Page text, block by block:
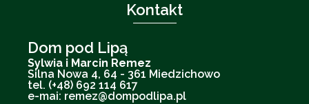
Kontakt
Dom pod Lipą
Sylwia i Marcin Remez
Silna Nowa 4, 64 - 361 Miedzichowo
tel. (+48) 692 114 617
e-mai: remez@dompodlipa.pl